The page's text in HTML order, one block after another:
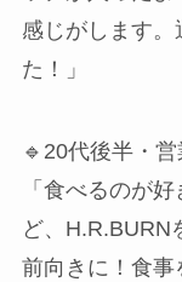
感じがします。
た！」
🔹20代後半・営
「食べるのが
ど、H.R.BURN
前向きに！食事